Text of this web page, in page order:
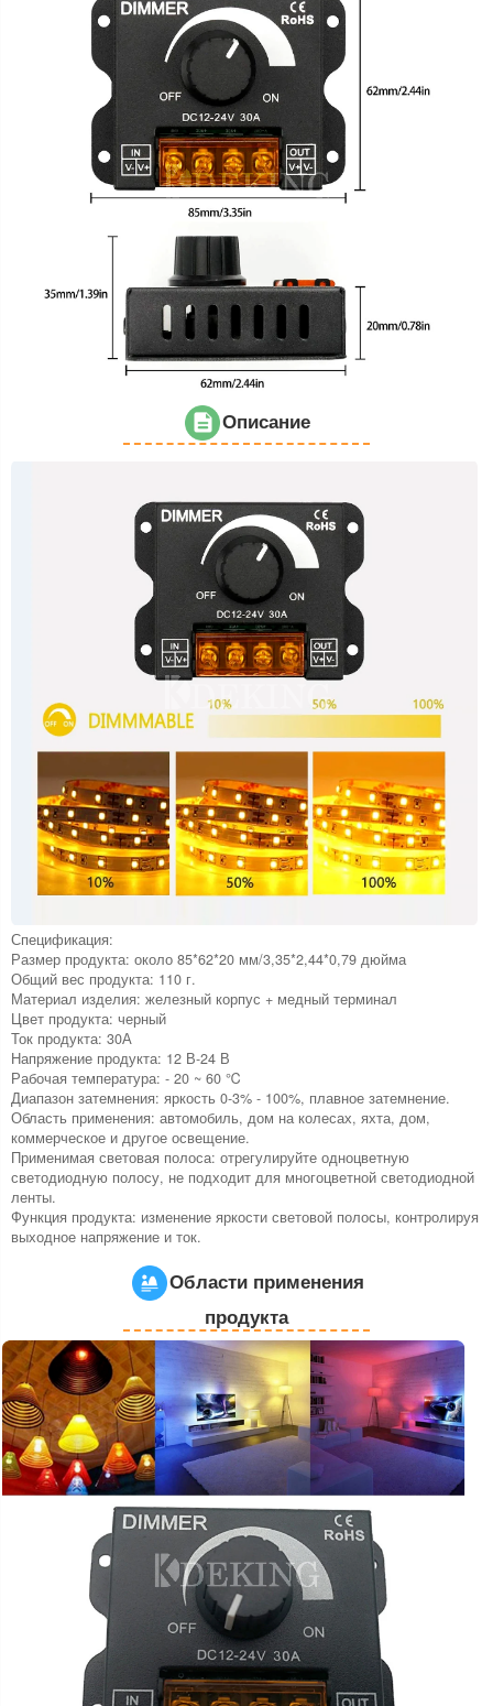
Описание
Спецификация:
Размер продукта: около 85*62*20 мм/3,35*2,44*0,79 дюйма
Общий вес продукта: 110 г.
Материал изделия: железный корпус + медный терминал
Цвет продукта: черный
Ток продукта: 30А
Напряжение продукта: 12 В-24 В
Рабочая температура: - 20 ~ 60 ℃
Диапазон затемнения: яркость 0-3% - 100%, плавное затемнение.
Область применения: автомобиль, дом на колесах, яхта, дом,
коммерческое и другое освещение.
Применимая световая полоса: отрегулируйте одноцветную
светодиодную полосу, не подходит для многоцветной светодиодной
ленты.
Функция продукта: изменение яркости световой полосы, контролируя
выходное напряжение и ток.
Области применения
продукта